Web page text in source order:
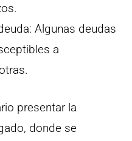
Algunas deudas
a
presentar la
donde se